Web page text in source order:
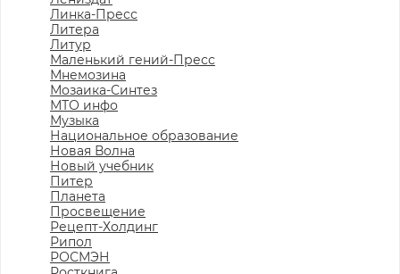
Линка-Пресс
Литера
Литур
Маленький гений-Пресс
Мнемозина
Мозаика-Синтез
МТО инфо
Музыка
Национальное образование
Новая Волна
Новый учебник
Питер
Планета
Просвещение
Рецепт-Холдинг
Рипол
РОСМЭН